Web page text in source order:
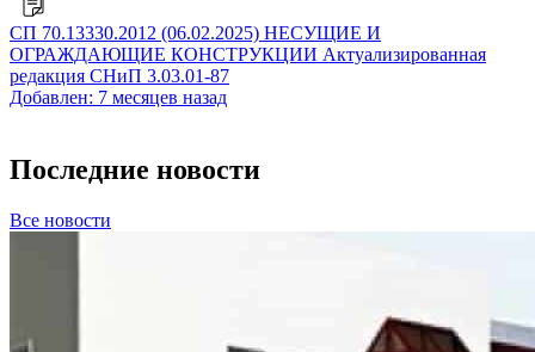
СП 70.13330.2012 (06.02.2025) НЕСУЩИЕ И
ОГРАЖДАЮЩИЕ КОНСТРУКЦИИ Актуализированная
редакция СНиП 3.03.01-87
Добавлен: 7 месяцев назад
Последние новости
Все новости